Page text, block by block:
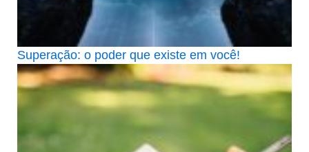
Superação: o poder que existe em você!